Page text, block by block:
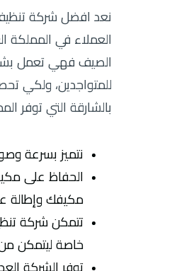
نعد افضل شركة
العملاء في المملكة
الصيف فهي تعمل
للمتواجدين، ولكي
بالشارقة التي توفر
نتميز بسرعة
الحفاظ على
مكيفك وإطالة
تتمكن شركة
خاصة ليتمكن من
توفر الشركة